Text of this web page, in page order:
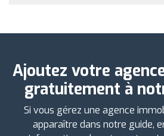
Ajoutez votre
gratuitement à
Si vous gérez une agence
apparaître dans notre guide,